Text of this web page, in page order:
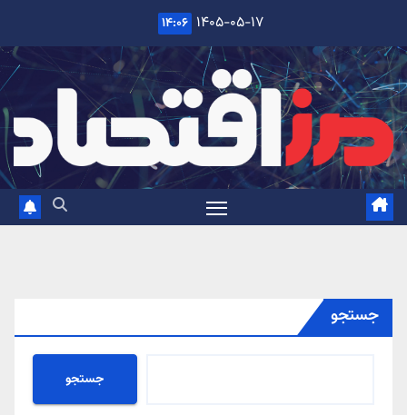
content
۱۴۰۵-۰۵-۱۷ ۱۴:۰۶
جستجو
جستجو